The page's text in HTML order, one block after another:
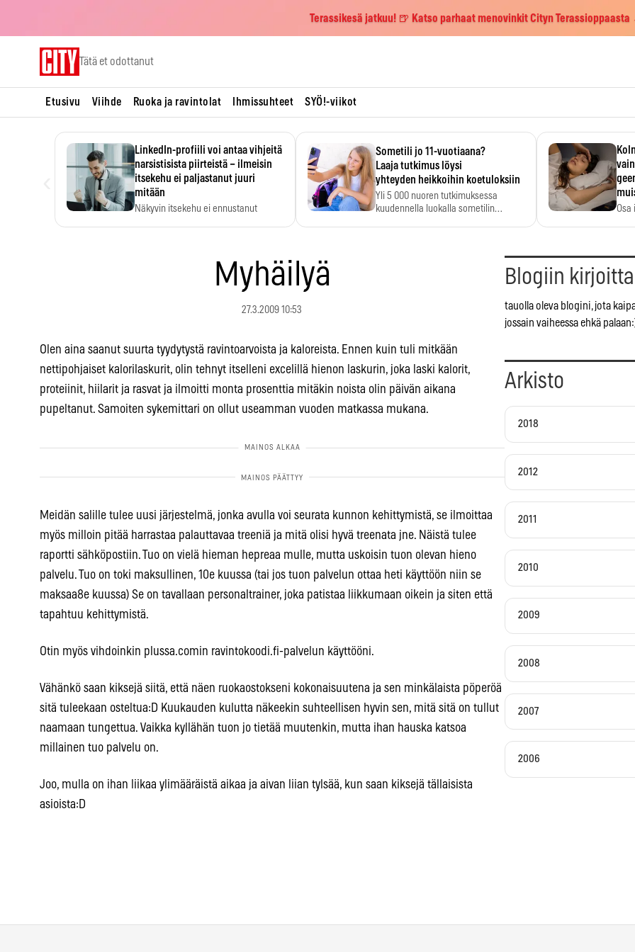
Terassikesä jatkuu! 🍺 Katso parhaat menovinkit Cityn
Tätä et odottanut
Etusivu Viihde Ruoka ja ravintolat Ihmissuhteet SYÖ!-viikot
LinkedIn-profiili voi antaa vihjeitä
narsistisista piirteistä – ilmeisin
itsekehu ei paljastanut juuri
mitään
Näkyvin itsekehu ei ennustanut
Sometili jo 11-vuotiaana?
Laaja tutkimus löysi
yhteyden heikkoihin koetuloksiin
Yli 5 000 nuoren tutkimuksessa
kuudennella luokalla sometilin…
Myhäilyä
27.3.2009 10:53
Olen aina saanut suurta tyydytystä ravintoarvoista ja kaloreista. Ennen kuin tuli mitkään
nettipohjaiset kalorilaskurit, olin tehnyt itselleni excelillä hienon laskurin, joka laski kalorit,
proteiinit, hiilarit ja rasvat ja ilmoitti monta prosenttia mitäkin noista olin päivän aikana
pupeltanut. Samoiten sykemittari on ollut useamman vuoden matkassa mukana.
Meidän salille tulee uusi järjestelmä, jonka avulla voi seurata kunnon kehittymistä, se ilmoittaa
myös milloin pitää harrastaa palauttavaa treeniä ja mitä olisi hyvä treenata jne. Näistä tulee
raportti sähköpostiin. Tuo on vielä hieman hepreaa mulle, mutta uskoisin tuon olevan hieno
palvelu. Tuo on toki maksullinen, 10e kuussa (tai jos tuon palvelun ottaa heti käyttöön niin se
maksaa8e kuussa) Se on tavallaan personaltrainer, joka patistaa liikkumaan oikein ja siten että
tapahtuu kehittymistä.
Otin myös vihdoinkin plussa.comin ravintokoodi.fi-palvelun käyttööni.
Vähänkö saan kiksejä siitä, että näen ruokaostokseni kokonaisuutena ja sen minkälaista pöperöä
sitä tuleekaan osteltua:D Kuukauden kulutta näkeekin suhteellisen hyvin sen, mitä sitä on tullut
naamaan tungettua. Vaikka kyllähän tuon jo tietää muutenkin, mutta ihan hauska katsoa
millainen tuo palvelu on.
Joo, mulla on ihan liikaa ylimääräistä aikaa ja aivan liian tylsää, kun saan kiksejä tällaisista
asioista:D
Blogiin
tauolla oleva blogini, jota
jossain vaiheessa ehkä
Arkisto
2018
2012
2011
2010
2009
2008
2007
2006